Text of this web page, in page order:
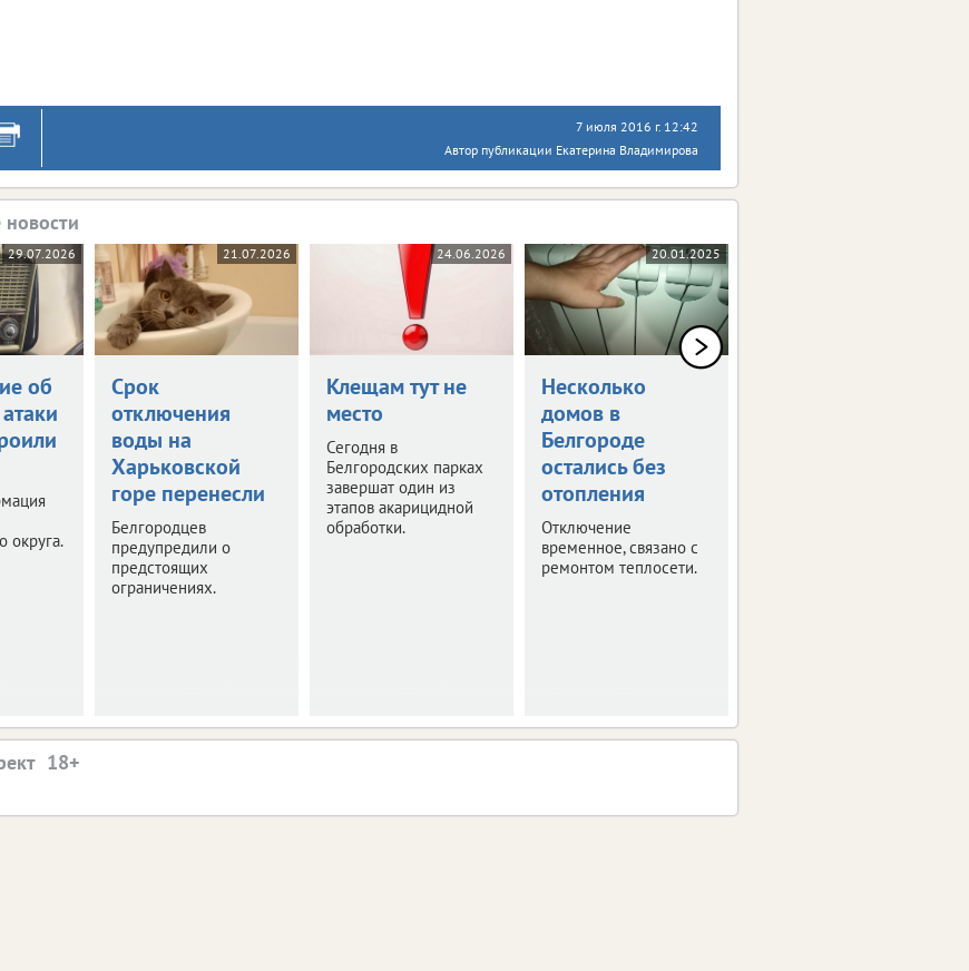
7 июля 2016 г. 12:42
Автор публикации Екатерина Владимирова
29.07.2026
об
округа.
21.07.2026
Срок
отключения
воды на
Харьковской
горе перенесли
Белгородцев
предупредили о
предстоящих
ограничениях.
24.06.2026
Клещам тут не
место
Сегодня в
Белгородских парках
завершат один из
этапов акарицидной
обработки.
20.01.2025
Несколько
домов в
Белгороде
остались без
отопления
Отключение
временное, связано с
ремонтом теплосети.